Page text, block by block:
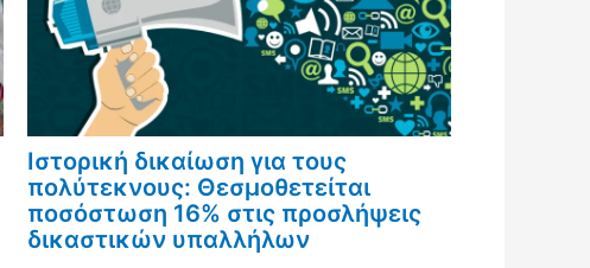
Ιστορική δικαίωση για τους
πολύτεκνους: Θεσμοθετείται
ποσόστωση 16% στις προσλήψεις
δικαστικών υπαλλήλων